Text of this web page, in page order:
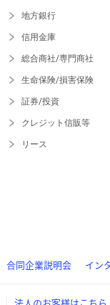
地方銀行
信用金庫
総合商社/専門商社
生命保険/損害保険
証券/投資
クレジット信販等
リース
合同企業説明会 イン